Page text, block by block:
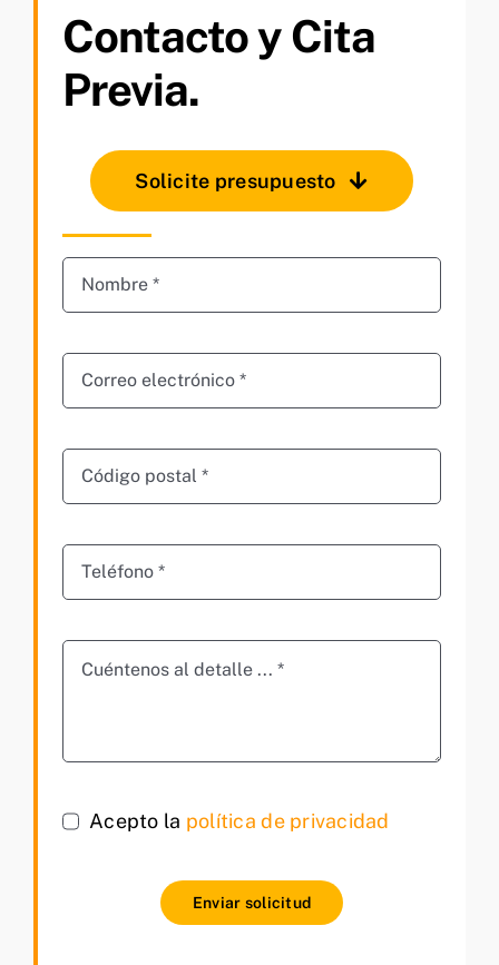
Contacto y Cita
Previa.
Solicite presupuesto
Acepto la política de privacidad
Enviar solicitud